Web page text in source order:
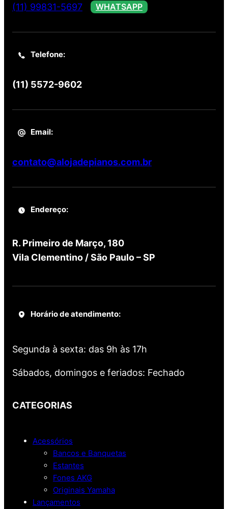
(11) 99831-5697 WHATSAPP
Telefone:
(11) 5572-9602
Email:
contato@alojadepianos.com.br
Endereço:
R. Primeiro de Março, 180
Vila Clementino / São Paulo – SP
Horário de atendimento:
Segunda à sexta: das 9h às 17h
Sábados, domingos e feriados: Fechado
CATEGORIAS
Acessórios
Bancos e Banquetas
Estantes
Fones AKG
Originais Yamaha
Lançamentos